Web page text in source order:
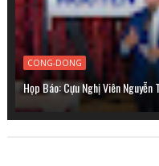
CONG-DONG
Họp Báo: Cựu Nghị Viên Nguyễn